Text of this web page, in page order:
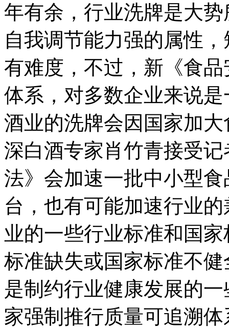
年有余，行业洗牌是大
自我调节能力强的属性
有难度，不过，新《食
体系，对多数企业来说
酒业的洗牌会因国家加
深白酒专家肖竹青接受
法》会加速一批中小型
台，也有可能加速行业
业的一些行业标准和国
标准缺失或国家标准不
是制约行业健康发展的
家强制推行质量可追溯